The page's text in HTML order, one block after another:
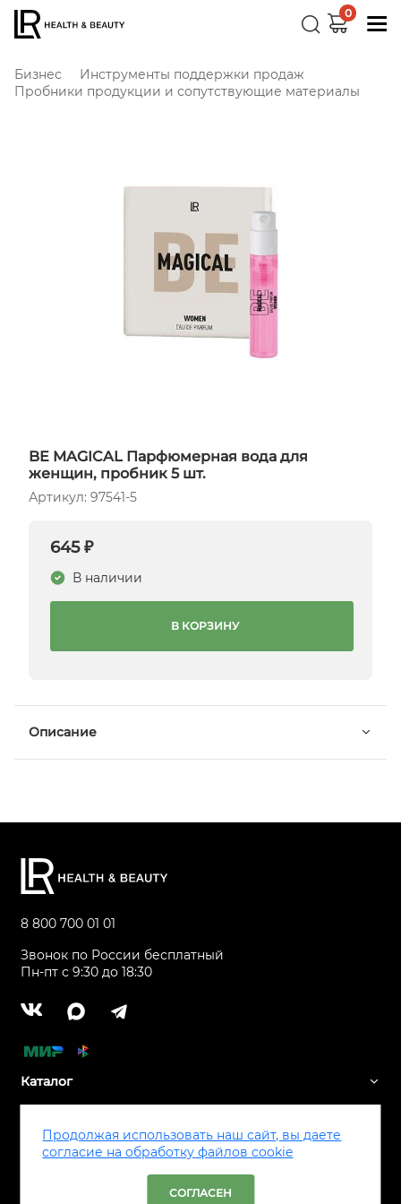
0
Бизнес
Инструменты поддержки продаж
Пробники продукции и сопутствующие материалы
BE MAGICAL Парфюмерная вода для
женщин, пробник 5 шт.
Артикул: 97541-5
645 ₽
В наличии
В КОРЗИНУ
Описание
Продолжая использовать наш сайт, вы даете
согласие на обработку файлов cookie
СОГЛАСЕН
8 800 700 01 01
Звонок по России бесплатный
Пн-пт с 9:30 до 18:30
Каталог
Все права защищены ® LR Health & Beauty, 2026